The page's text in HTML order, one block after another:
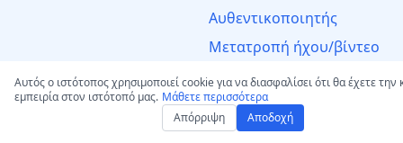
Αυθεντικοποιητής
Μετατροπή ήχου/βίντεο
Μετατροπή σε WAV: Ήχος
& Βίντεο
Αυτός ο ιστότοπος χρησιμοποιεί cookie για να διασφαλίσει ότι θα έχετε την
εμπειρία στον ιστότοπό μας. Μάθετε περισσότερα
Απόρριψη
Αποδοχή